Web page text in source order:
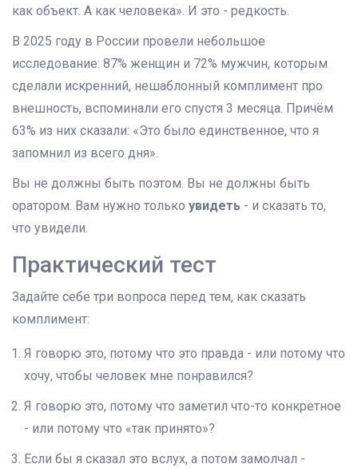
как объект. А как человека». И это - редкость.
В 2025 году в России провели небольшое
исследование: 87% женщин и 72% мужчин, которым
сделали искренний, нешаблонный комплимент про
внешность, вспоминали его спустя 3 месяца. Причём
63% из них сказали: «Это было единственное, что я
запомнил из всего дня».
Вы не должны быть поэтом. Вы не должны быть
оратором. Вам нужно только увидеть - и сказать то,
что увидели.
Практический тест
Задайте себе три вопроса перед тем, как сказать
комплимент:
Я говорю это, потому что это правда - или потому что
хочу, чтобы человек мне понравился?
Я говорю это, потому что заметил что-то конкретное
- или потому что «так принято»?
Если бы я сказал это вслух, а потом замолчал -